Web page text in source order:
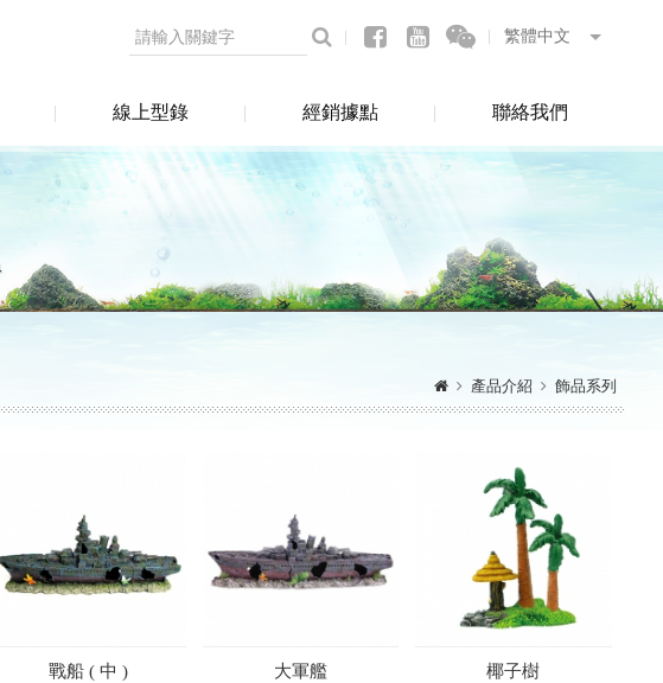
線上型錄 經銷據點 聯絡我們
產品介紹 飾品系列
戰船 ( 中 ) 大軍艦 椰子樹